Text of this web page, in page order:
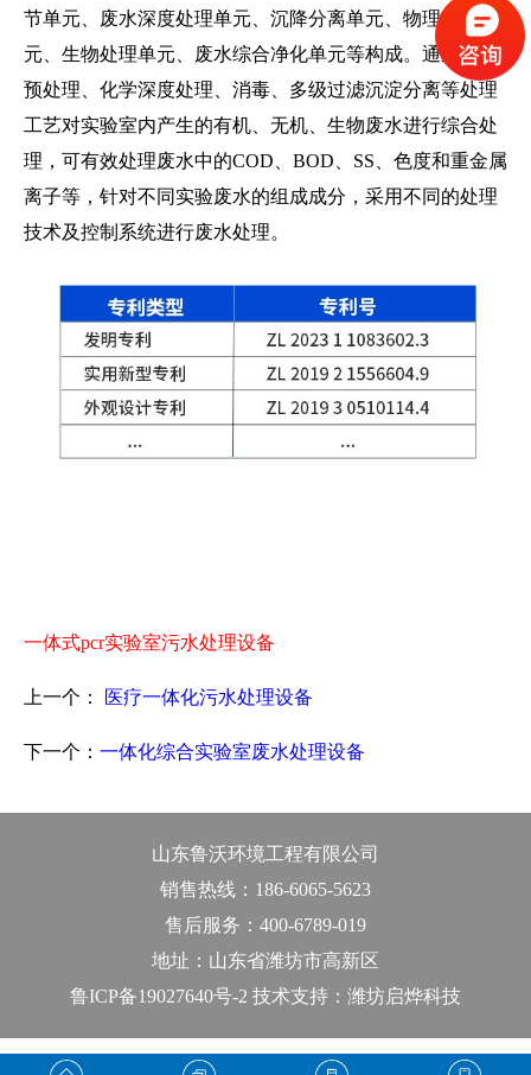
节单元、废水深度处理单元、沉降分离单元、物理处理单
元、生物处理单元、废水综合净化单元等构成。通过化学
预处理、化学深度处理、消毒、多级过滤沉淀分离等处理
工艺对实验室内产生的有机、无机、生物废水进行综合处
理，可有效处理废水中的COD、BOD、SS、色度和重金属
离子等，针对不同实验废水的组成成分，采用不同的处理
技术及控制系统进行废水处理。
一体式pcr实验室污水处理设备
上一个： 医疗一体化污水处理设备
下一个： 一体化综合实验室废水处理设备
山东鲁沃环境工程有限公司
销售热线：186-6065-5623
售后服务：400-6789-019
地址：山东省潍坊市高新区
鲁ICP备19027640号-2 技术支持：潍坊启烨科技